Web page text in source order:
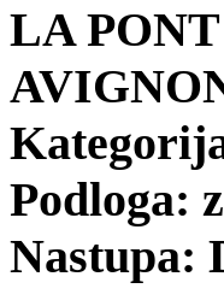
LA
Podloga:
Nastupa: